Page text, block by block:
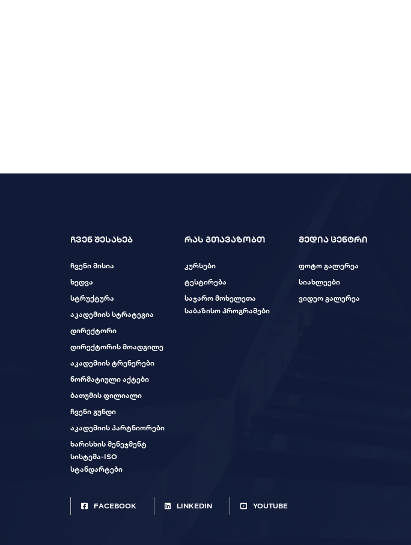
ჩვენ შესახებ
ჩვენი მისია
ხედვა
სტრუქტურა
აკადემიის სტრატეგია
დირექტორი
დირექტორის მოადგილე
აკადემიის ტრენერები
ნორმატიული აქტები
ბათუმის ფილიალი
ჩვენი გუნდი
აკადემიის პარტნიორები
ხარისხის მენეჯმენტ
სისტემა-ISO
სტანდარტები
რას გთავაზობთ
კურსები
ტესტირება
საჯარო მოხელეთა
საბაზისო პროგრამები
მედია ცენტრი
ფოტო გალერეა
სიახლეები
ვიდეო გალერეა
FACEBOOK LINKEDIN YOUTUBE